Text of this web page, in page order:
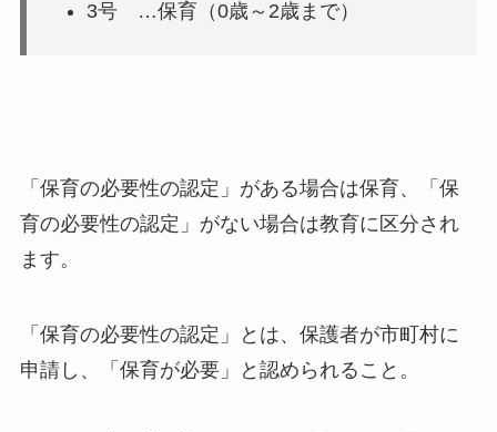
3号…保育（0歳～2歳まで）
「保育の必要性の認定」がある場合は保育、「保
育の必要性の認定」がない場合は教育に区分され
ます。
「保育の必要性の認定」とは、保護者が市町村に
申請し、「保育が必要」と認められること。